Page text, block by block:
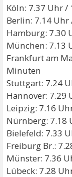
Köln: 7.37 Uhr
Berlin: 7.14
Hamburg: 7.30
München: 7.13
Frankfurt am
Minuten
Stuttgart: 7.24
Hannover: 7.29
Leipzig: 7.16
Nürnberg: 7.18
Bielefeld: 7.33
Freiburg Br.:
Münster: 7.36
Lübeck: 7.28